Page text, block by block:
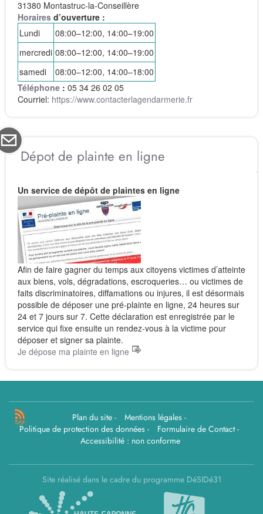
31380 Montastruc-la-Conseillère
Horaires d’ouverture :
Lundi
08:00–12:00, 14:00–19:00
mercredi 08:00–12:00, 14:00–19:00
samedi
08:00–12:00, 14:00–18:00
Téléphone : 05 34 26 02 05
Courriel: https://www.contacterlagendarmerie.fr
Dépot de plainte en ligne
Un service de dépôt de plaintes en ligne
Afin de faire gagner du temps aux citoyens victimes d’atteinte
aux biens, vols, dégradations, escroqueries… ou victimes de
faits discriminatoires, diffamations ou injures, il est désormais
possible de déposer une pré-plainte en ligne, 24 heures sur
24 et 7 jours sur 7. Cette déclaration est enregistrée par le
service qui fixe ensuite un rendez-vous à la victime pour
déposer et signer sa plainte.
Je dépose ma plainte en ligne
Plan du site- Mentions légales-
Politique de protection des données- Formulaire de Contact-
Accessibilité : non conforme
Site réalisé dans le cadre du programme DéSIDé31